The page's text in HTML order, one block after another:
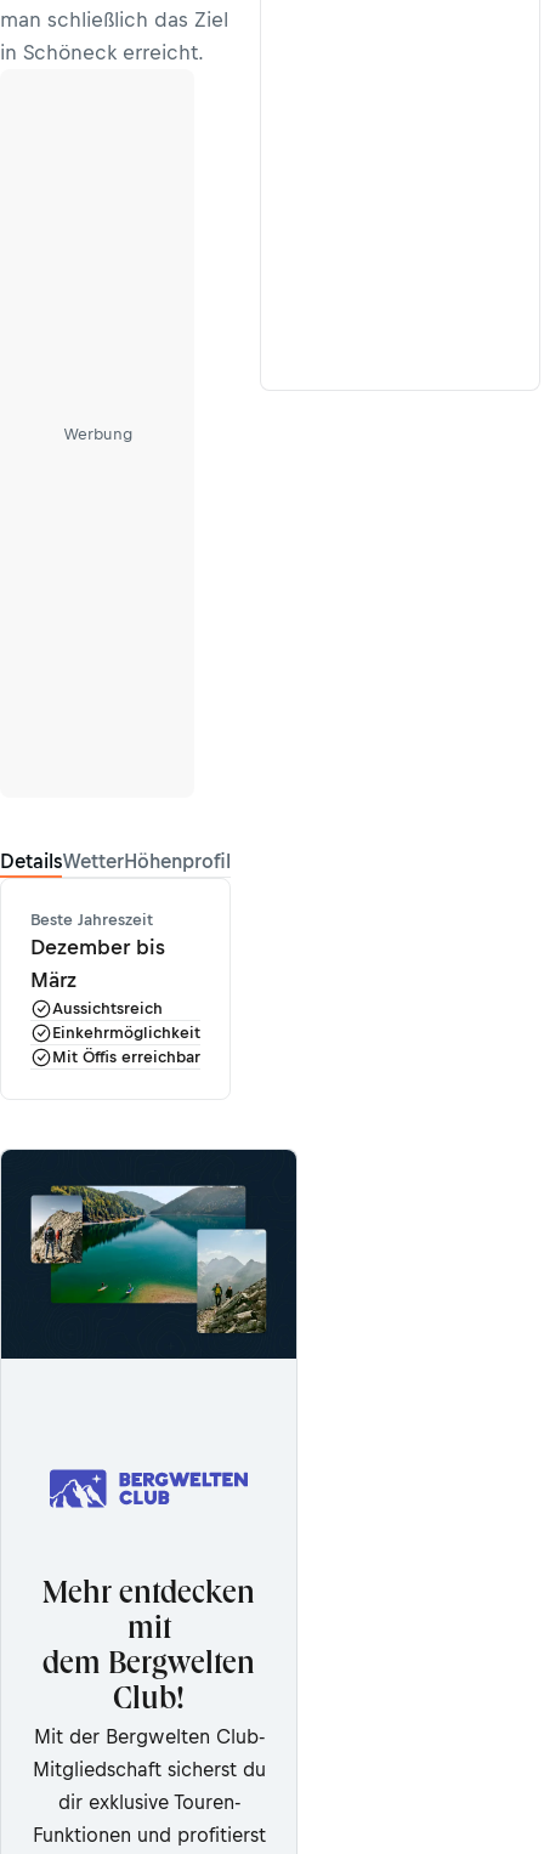
man schließlich das Ziel
in Schöneck erreicht.
Werbung
DetailsWetterHöhenprofil
Beste Jahreszeit
Dezember bis
März
Aussichtsreich
Einkehrmöglichkeit
Mit Öffis erreichbar
Mehr entdecken
mit
dem Bergwelten
Club!
Mit der Bergwelten Club-
Mitgliedschaft sicherst du
dir exklusive Touren-
Funktionen und profitierst